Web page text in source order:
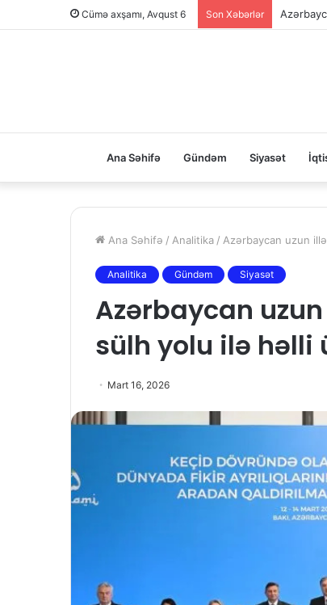
Cümə axşamı, Avqust 6 Son Xəbərlər
Ana Səhifə Gündəm Siyasət
Ana Səhifə / Analitika / Azərbaycan uzun
Analitika Gündəm Siyasət
Azərbaycan
sülh yolu ilə həlli
Mart 16, 2026